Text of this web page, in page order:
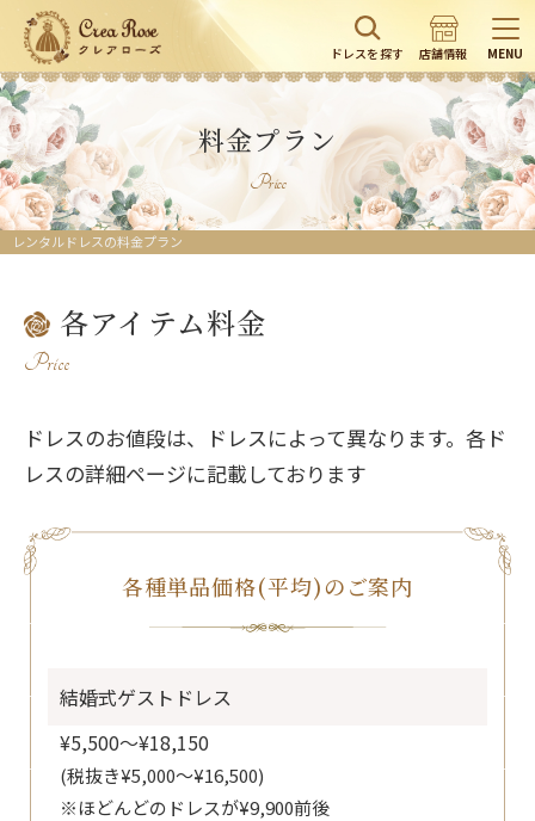
ドレスを探す 店舗情報 MENU
料金プラン
Price
レンタルドレスの料金プラン
各アイテム料金
Price
ドレスのお値段は、ドレスによって異なります。各ド
レスの詳細ページに記載しております
各種単品価格(平均)のご案内
結婚式ゲストドレス
¥5,500～¥18,150
(税抜き¥5,000～¥16,500)
※ほどんどのドレスが¥9,900前後